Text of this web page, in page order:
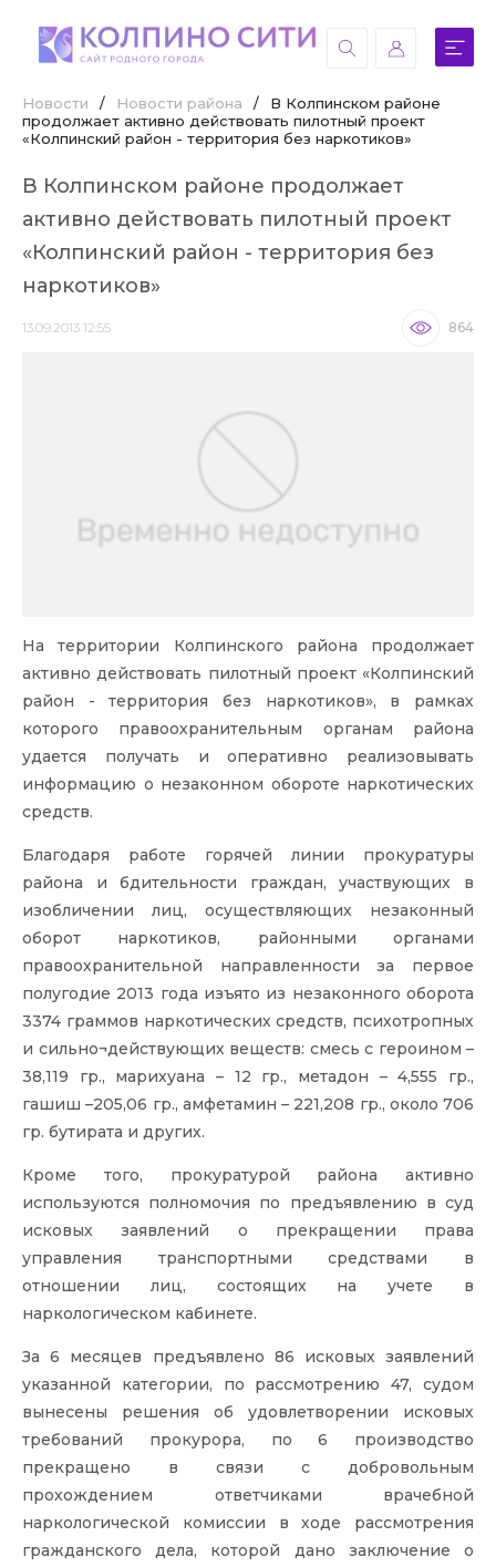
Новости / Новости района /
В Колпинском районе
продолжает активно действовать пилотный проект
«Колпинский район - территория без наркотиков»
В Колпинском районе продолжает
активно действовать пилотный проект
«Колпинский район - территория без
наркотиков»
13.09.2013 12:55 864
На территории Колпинского района продолжает
активно действовать пилотный проект «Колпинский
район - территория без наркотиков», в рамках
которого правоохранительным органам района
удается получать и оперативно реализовывать
информацию о незаконном обороте наркотических
средств.
Благодаря работе горячей линии прокуратуры
района и бдительности граждан, участвующих в
изобличении лиц, осуществляющих незаконный
оборот наркотиков, районными органами
правоохранительной направленности за первое
полугодие 2013 года изъято из незаконного оборота
3374 граммов наркотических средств, психотропных
и сильно¬действующих веществ: смесь с героином –
38,119 гр., марихуана – 12 гр., метадон – 4,555 гр.,
гашиш –205,06 гр., амфетамин – 221,208 гр., около 706
гр. бутирата и других.
Кроме того, прокуратурой района активно
используются полномочия по предъявлению в суд
исковых заявлений о прекращении права
управления транспортными средствами в
отношении лиц, состоящих на учете в
наркологическом кабинете.
За 6 месяцев предъявлено 86 исковых заявлений
указанной категории, по рассмотрению 47, судом
вынесены решения об удовлетворении исковых
требований прокурора, по 6 производство
прекращено в связи с добровольным
прохождением ответчиками врачебной
наркологической комиссии в ходе рассмотрения
гражданского дела, которой дано заключение о